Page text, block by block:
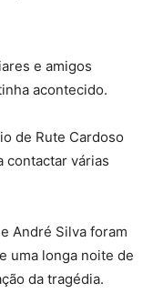
e amigos
acontecido.
de Rute Cardoso
contactar várias
André Silva foram
uma longa noite de
da tragédia.